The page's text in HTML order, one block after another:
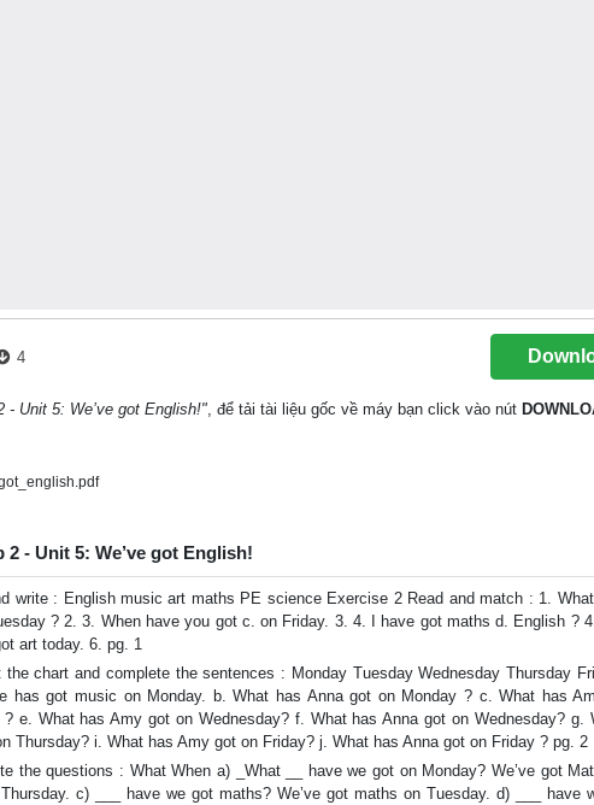
4
- Unit 5: We’ve got English!", để tải tài liệu gốc về máy bạn click vào nút
- Unit 5: We’ve got English!
write : English music art maths PE science Exercise 2 Read and match : 1.
? 2. 3. When have you got c. on Friday. 3. 4. I have got maths d. English ?
art today. 6. pg. 1
chart and complete the sentences : Monday Tuesday Wednesday Thursday
has got music on Monday. b. What has Anna got on Monday ? c. What has
e. What has Amy got on Wednesday? f. What has Anna got on Wednesday? g.
Thursday? i. What has Amy got on Friday? j. What has Anna got on Friday ? pg. 2
the questions : What When a) _What __ have we got on Monday? We’ve got
c) ___ have we got maths? We’ve got maths on Tuesday. d) ___ have